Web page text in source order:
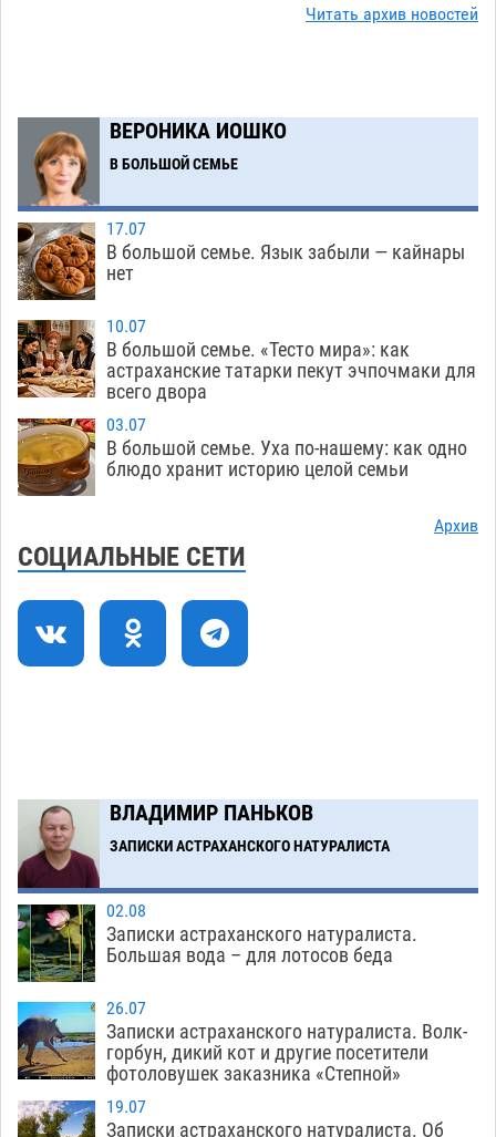
на новой серебряной монете Банка России
в музее Пушкина в Москве
06.08 207
13:50
Мэрия Астрахани переводит городские
зеленые зоны на автоматический полив
13:13
Скончался второй ребенок после пожара в
Астрахани
12:49
Астраханские гандболисты с крупной победы
стартовали на Всероссийской Спартакиаде
12:16
В астраханском селе невестка изрешетила
машину свекрови
06.08
нелегалов прямым рейсом из Шереметьево
11:08 Как астраханцы назвали своих детей в июле
Загрузить еще
Читать архив новостей
ВЕРОНИКА ИОШКО
В БОЛЬШОЙ СЕМЬЕ
17.07
В большой семье. Язык забыли — кайнары
нет
10.07
В большой семье. «Тесто мира»: как
астраханские татарки пекут эчпочмаки для
всего двора
03.07
В большой семье. Уха по-нашему: как одно
блюдо хранит историю целой семьи
Архив
СОЦИАЛЬНЫЕ СЕТИ
ВЛАДИМИР ПАНЬКОВ
ЗАПИСКИ АСТРАХАНСКОГО НАТУРАЛИСТА
02.08
Записки астраханского натуралиста.
Большая вода – для лотосов беда
26.07
Записки астраханского натуралиста. Волк-
горбун, дикий кот и другие посетители
фотоловушек заказника «Степной»
19.07
Записки астраханского натуралиста. Об